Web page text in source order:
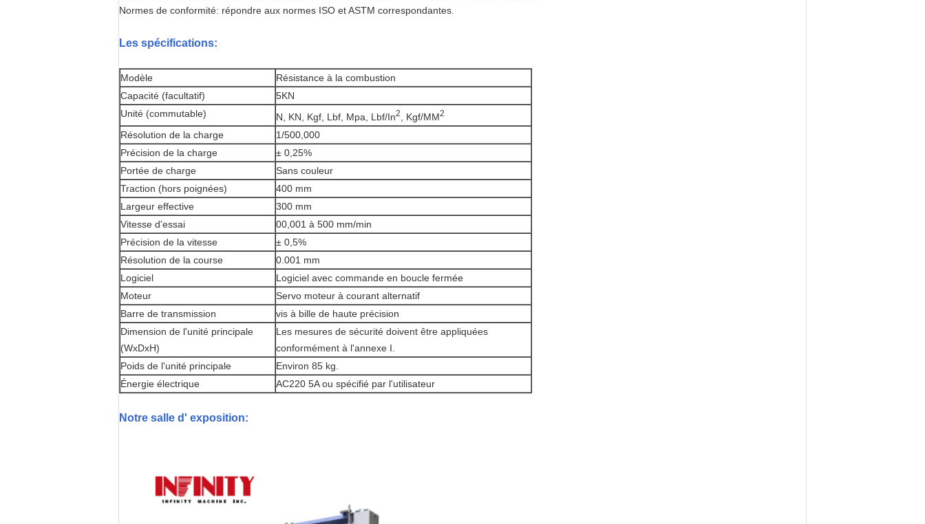
Normes de conformité: répondre aux normes ISO et ASTM correspondantes.
Les spécifications:
Modèle
Résistance à la combustion
Capacité (facultatif)
5KN
Unité (commutable)
N, KN, Kgf, Lbf, Mpa, Lbf/In2 , Kgf/MM2
Résolution de la charge
1/500,000
Précision de la charge
± 0,25%
Portée de charge
Sans couleur
Traction (hors poignées)
400 mm
Largeur effective
300 mm
Vitesse d'essai
00,001 à 500 mm/min
Précision de la vitesse
± 0,5%
Résolution de la course
0.001 mm
Logiciel
Logiciel avec commande en boucle fermée
Moteur
Servo moteur à courant alternatif
Barre de transmission
vis à bille de haute précision
Dimension de l'unité principale
(WxDxH)
Les mesures de sécurité doivent être appliquées
conformément à l'annexe I.
Poids de l'unité principale
Environ 85 kg.
Énergie électrique
AC220 5A ou spécifié par l'utilisateur
Notre salle d' exposition: